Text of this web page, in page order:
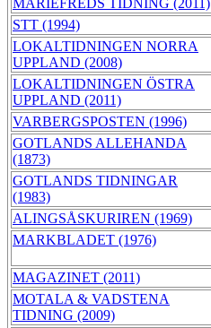
MARIEFREDS TIDNING (2011)
STT (1994)
LOKALTIDNINGEN NORRA
UPPLAND (2008)
LOKALTIDNINGEN ÖSTRA
UPPLAND (2011)
VARBERGSPOSTEN (1996)
GOTLANDS ALLEHANDA
(1873)
GOTLANDS TIDNINGAR
(1983)
ALINGSÅSKURIREN (1969)
MARKBLADET (1976)
MAGAZINET (2011)
MOTALA & VADSTENA
TIDNING (2009)